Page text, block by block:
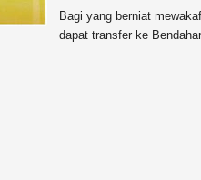
Bagi yang berniat
dapat transfer ke